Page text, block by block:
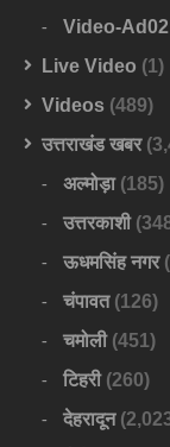
Video-Ad02
Live Video (1)
Videos (489)
उत्तराखंड खबर
अल्मोड़ा(185)
उत्तरकाशी
ऊधमसिंह नगर
चंपावत(126)
चमोली(451)
टिहरी(260)
देहरादून